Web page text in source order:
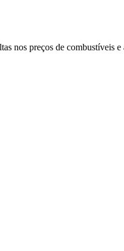
nos preços de combustíveis